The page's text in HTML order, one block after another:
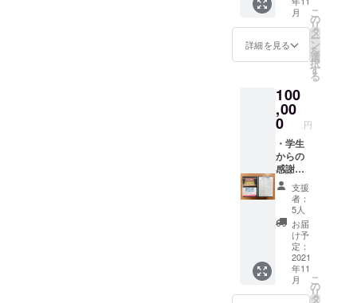
（素
材 綿
100％、
タテ22
送）
誌（A3
両面印
刷1枚、
郵送）
・本プ
業報告
書（郵
送） ・
学校創
立75周
年記念
写真集
（A4冊
子、郵
送）
月
詳細を見る
こ
の
リ
タ
ー
ン
を
選
択
す
る
100
,00
0 円
・学生
からの
感謝
メッ
セージ
カード
・学校
創立75
周年記
念広報
誌（A3
両面印
刷1枚、
支援
者：
5人
お届
け予
定：
2021
年11
月
こ
の
リ
タ